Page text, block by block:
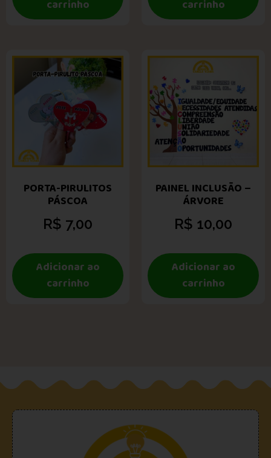
carrinho
carrinho
PORTA-PIRULITOS
PÁSCOA
R$ 7,00
Adicionar ao
carrinho
PAINEL INCLUSÃO –
ÁRVORE
R$ 10,00
Adicionar ao
carrinho